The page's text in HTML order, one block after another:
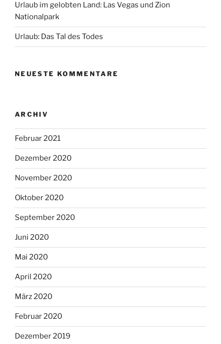
Urlaub im gelobten Land: Las Vegas und Zion
Nationalpark
Urlaub: Das Tal des Todes
NEUESTE KOMMENTARE
ARCHIV
Februar 2021
Dezember 2020
November 2020
Oktober 2020
September 2020
Juni 2020
Mai 2020
April 2020
März 2020
Februar 2020
Dezember 2019